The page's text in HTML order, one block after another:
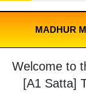
MADHUR
Welcome to
[A1 Satta]